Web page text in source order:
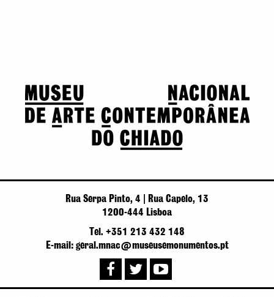
Rua Serpa Pinto, 4 | Rua Capelo, 13
1200-444 Lisboa
Tel. +351 213 432 148
E-mail: geral.mnac@museusemonumentos.pt